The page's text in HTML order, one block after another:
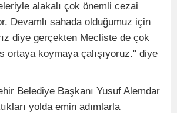
alakalı çok önemli cezai
Devamlı sahada olduğumuz için
diye gerçekten Mecliste de çok
ortaya koymaya çalışıyoruz." diye
Belediye Başkanı Yusuf Alemdar
yolda emin adımlarla